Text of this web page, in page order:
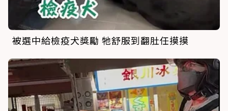
被選中給檢疫犬獎勵 牠舒服到翻肚任摸摸